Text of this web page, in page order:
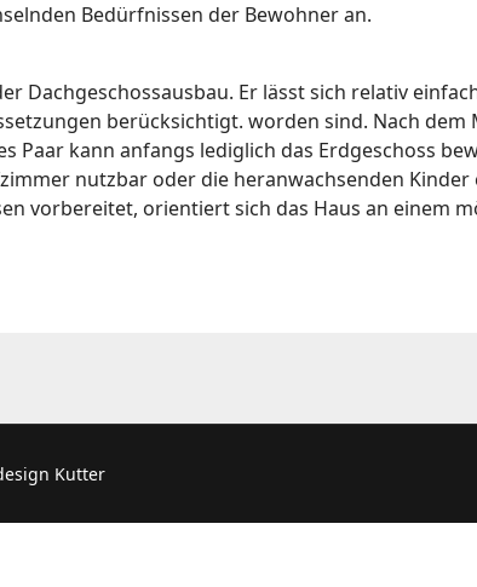
Bedürfnissen der Bewohner an.
Dachgeschossausbau. Er lässt sich relativ
berücksichtigt. worden sind. Nach dem
kann anfangs lediglich das Erdgeschoss
nutzbar oder die heranwachsenden
vorbereitet, orientiert sich das Haus an einem
Kutter